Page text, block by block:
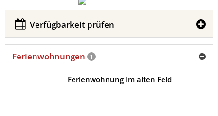
Verfügbarkeit prüfen
Ferienwohnungen 1
Ferienwohnung Im alten Feld